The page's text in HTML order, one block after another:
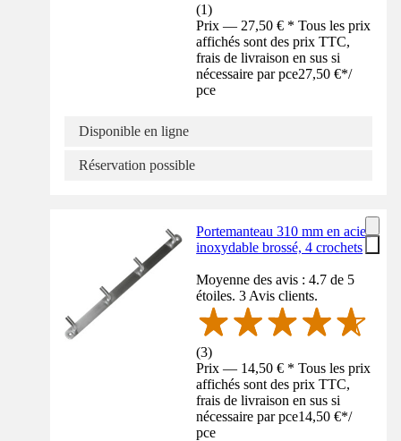
(1)
Prix — 27,50 € * Tous les prix
affichés sont des prix TTC,
frais de livraison en sus si
nécessaire par pce27,50 €*/
pce
Disponible en ligne
Réservation possible
Portemanteau 310 mm en acier
inoxydable brossé, 4 crochets
Moyenne des avis : 4.7 de 5
étoiles. 3 Avis clients.
(3)
Prix — 14,50 € * Tous les prix
affichés sont des prix TTC,
frais de livraison en sus si
nécessaire par pce14,50 €*/
pce